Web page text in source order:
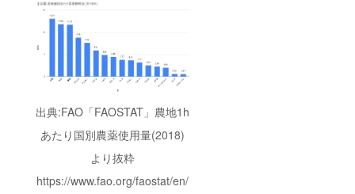
出典:FAO「FAOSTAT」農地1h
あたり国別農薬使用量(2018)
より抜粋
https://www.fao.org/faostat/en/